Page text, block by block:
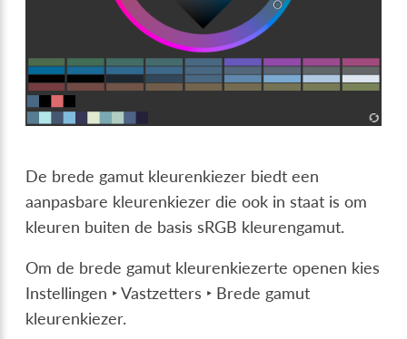
De brede gamut kleurenkiezer biedt een
aanpasbare kleurenkiezer die ook in staat is om
kleuren buiten de basis sRGB kleurengamut.
Om de brede gamut kleurenkiezerte openen kies
Instellingen ‣ Vastzetters ‣ Brede gamut
kleurenkiezer.